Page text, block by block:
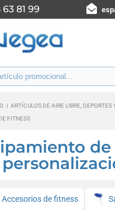
63 81 99
| ARTÍCULOS DE AIRE LIBRE, DEPORTES
FITNESS
Accesorios de fitness